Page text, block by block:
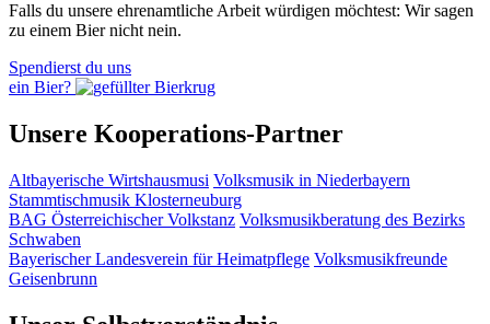
Falls du unsere ehrenamtliche Arbeit würdigen möchtest: Wir sagen
zu einem Bier nicht nein.
Spendierst du uns
ein Bier?
Unsere Kooperations-Partner
Altbayerische Wirtshausmusi Volksmusik in Niederbayern
Stammtischmusik Klosterneuburg
BAG Österreichischer Volkstanz Volksmusikberatung des Bezirks
Schwaben
Bayerischer Landesverein für Heimatpflege Volksmusikfreunde
Geisenbrunn